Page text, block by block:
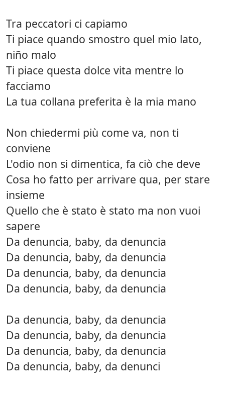
Tra peccatori ci capiamo
Ti piace quando smostro quel mio lato,
niño malo
Ti piace questa dolce vita mentre lo
facciamo
La tua collana preferita è la mia mano
Non chiedermi più come va, non ti
conviene
L'odio non si dimentica, fa ciò che deve
Cosa ho fatto per arrivare qua, per stare
insieme
Quello che è stato è stato ma non vuoi
sapere
Da denuncia, baby, da denuncia
Da denuncia, baby, da denuncia
Da denuncia, baby, da denuncia
Da denuncia, baby, da denuncia
Da denuncia, baby, da denuncia
Da denuncia, baby, da denuncia
Da denuncia, baby, da denuncia
Da denuncia, baby, da denunci